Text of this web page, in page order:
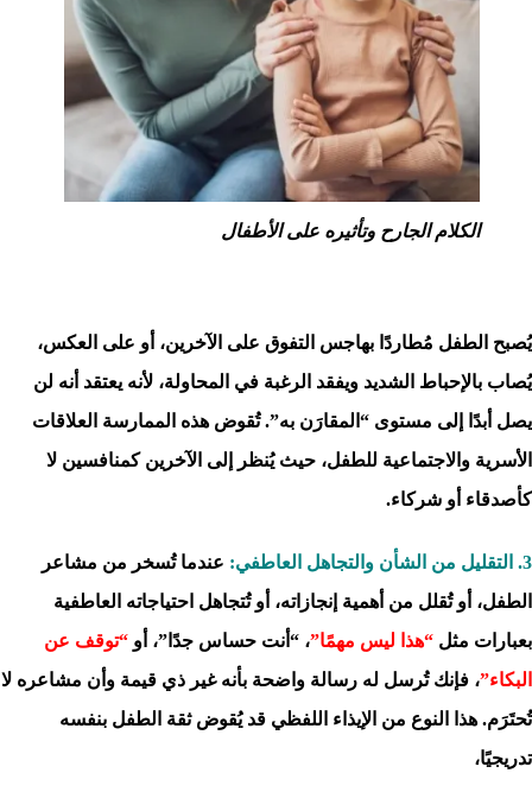
الكلام الجارح وتأثيره على الأطفال
يُصبح الطفل مُطاردًا بهاجس التفوق على الآخرين، أو على العكس،
يُصاب بالإحباط الشديد ويفقد الرغبة في المحاولة، لأنه يعتقد أنه لن
يصل أبدًا إلى مستوى “المقارَن به”. تُقوض هذه الممارسة العلاقات
الأسرية والاجتماعية للطفل، حيث يُنظر إلى الآخرين كمنافسين لا
كأصدقاء أو شركاء.
3. التقليل من الشأن والتجاهل العاطفي:
عندما تُسخر من مشاعر
الطفل، أو تُقلل من أهمية إنجازاته، أو تُتجاهل احتياجاته العاطفية
بعبارات مثل “هذا ليس مهمًا”، “أنت حساس جدًا”، أو “توقف عن
البكاء”، فإنك تُرسل له رسالة واضحة بأنه غير ذي قيمة وأن مشاعره لا
تُحتَرَم. هذا النوع من الإيذاء اللفظي قد يُقوض ثقة الطفل بنفسه
تدريجيًا،